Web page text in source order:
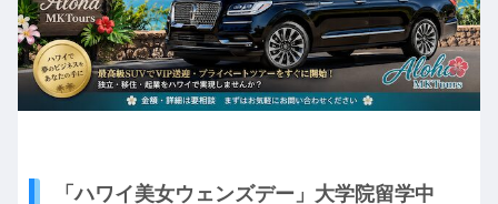
「ハワイ美女ウェンズデー」大学院留学中